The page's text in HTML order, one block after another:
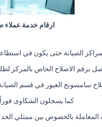
ارقام خدمة عملاء
الصيانة حتى يكون في
برقم الاصلاح الخاص بالمركز
سامسونج العبور في قسم
كما يسجلون الشكاوى فوراً
بالخصوص بين ممثلي